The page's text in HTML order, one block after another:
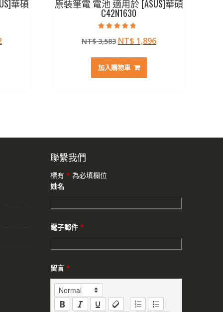
華碩
目
原裝筆電 電池 適用於 [ASUS]華碩
C42N1630
4.50
滿分 5
NT$3,583 原
價
格：
NT$ 1,896目
加入購物車
聯繫我們
標有 * 為必填欄位
姓名
電子郵件 *
留言 *